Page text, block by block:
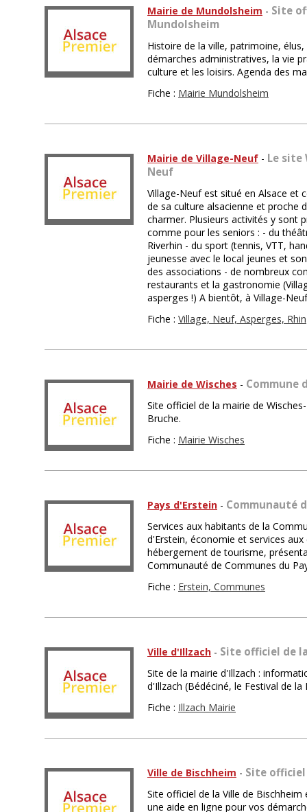
Mairie de Mundolsheim - Site
Mundolsheim
Histoire de la ville, patrimoine,
démarches administratives, la vie
culture et les loisirs. Agenda des
Fiche : Mairie Mundolsheim
Mairie de Village-Neuf - Le site
Neuf
Village-Neuf est situé en Alsace et
de sa culture alsacienne et proche
charmer. Plusieurs activités y sont
comme pour les seniors : - du
Riverhin - du sport (tennis, VTT,
jeunesse avec le local jeunes et
des associations - de nombreux
restaurants et la gastronomie
asperges !) A bientôt, à Village-
Fiche : Village, Neuf, Asperges, Rhin
Mairie de Wisches - Commune
Site officiel de la mairie de
Bruche.
Fiche : Mairie Wisches
Pays d'Erstein - Communauté
Services aux habitants de la
d'Erstein, économie et services
hébergement de tourisme,
Communauté de Communes du
Fiche : Erstein, Communes
Ville d'Illzach - Site officiel de
Site de la mairie d'Illzach :
d'Illzach (Bédéciné, le Festival de
Fiche : Illzach Mairie
Ville de Bischheim - Site officiel
Site officiel de la Ville de
une aide en ligne pour vos